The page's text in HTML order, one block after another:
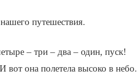
путешествия.
– три – два – один, пуск!
вот она полетела высоко в небо.